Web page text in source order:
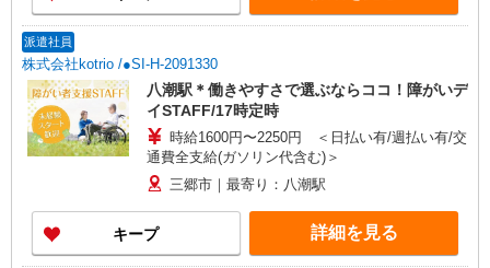
手当として別途支給 下記資格をお持ちの方歓迎 ・
・介護福祉士 など
派遣社員
株式会社kotrio /●SI-H-2091330
八潮駅＊働きやすさで選ぶならココ！障がいデ
イSTAFF/17時定時
時給1600円〜2250円 ＜日払い有/週払い有/交
通費全支給(ガソリン代含む)＞
三郷市｜最寄り：八潮駅
キープ 詳細を見る